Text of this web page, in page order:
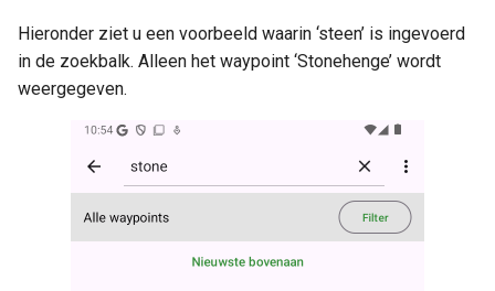
Hieronder ziet u een voorbeeld waarin ‘steen’ is ingevoerd
in de zoekbalk. Alleen het waypoint ‘Stonehenge’ wordt
weergegeven.